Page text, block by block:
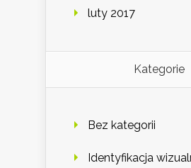
luty 2017
Kategorie
Bez kategorii
Identyfikacja